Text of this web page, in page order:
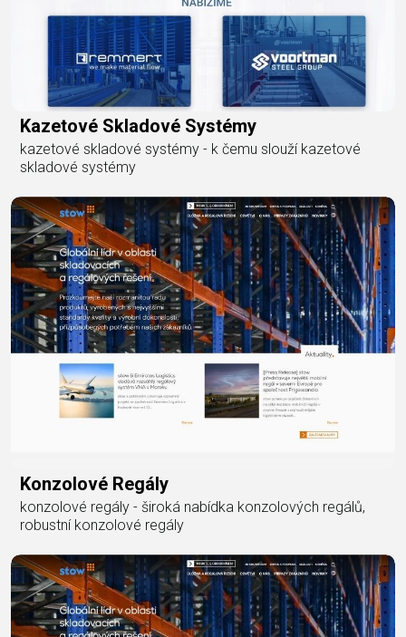
Kazetové Skladové Systémy
kazetové skladové systémy - k čemu slouží kazetové
skladové systémy
Konzolové Regály
konzolové regály - široká nabídka konzolových regálů,
robustní konzolové regály